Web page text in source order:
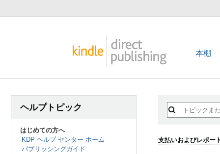
本棚
ヘルプトピック
はじめての方へ
KDP ヘルプ センター ホーム
パブリッシングガイド
支払いおよびレポー